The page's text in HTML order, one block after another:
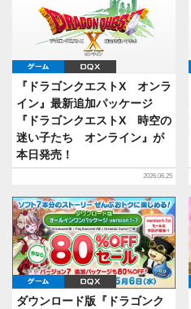
ゲーム
『ドラゴンクエストX オンラ
イン』最新追加パッケージ
『ドラゴンクエストX 時空の
迷い子たち オンライン』が
本日発売！
2026.06.25
ゲーム DQX
ダウンロード版『ドラゴンク